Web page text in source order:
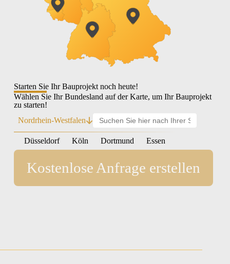
Starten Sie Ihr Bauprojekt noch heute!
Wählen Sie Ihr Bundesland auf der Karte, um Ihr Bauprojekt
zu starten!
Nordrhein-Westfalen
Düsseldorf Köln Dortmund Essen
Kostenlose Anfrage erstellen